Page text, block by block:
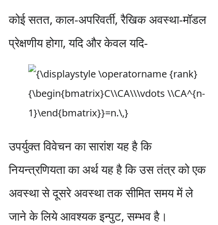
कोई सतत, काल-अपरिवर्ती, रैखिक अवस्था-मॉडल
प्रेक्षणीय होगा, यदि और केवल यदि-
उपर्युक्त विवेचन का सारांश यह है कि
नियन्त्रणियता का अर्थ यह है कि उस तंत्र को एक
अवस्था से दूसरे अवस्था तक सीमित समय में ले
जाने के लिये आवश्यक इन्पुट, सम्भव है।